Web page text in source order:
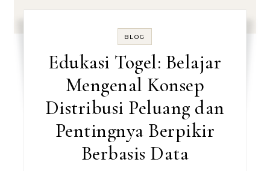
BLOG
Edukasi Togel: Belajar
Mengenal Konsep
Distribusi Peluang dan
Pentingnya Berpikir
Berbasis Data